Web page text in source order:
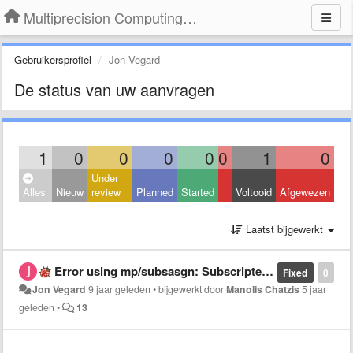
Multiprecision Computing Toolbox for MATLAB
Gebruikersprofiel Jon Vegard
De status van uw aanvragen
1 0 0 0 0 0 1 0
Alles Nieuw
Under
review
Planned Started Voltooid Afgewezen
Laatst bijgewerkt
0
Fixed
Error using mp/subsasgn: Subscripted assignment dimension mismatch.
Jon Vegard 9 jaar geleden •bijgewerkt doorManolis Chatzis5 jaar
geleden • 13